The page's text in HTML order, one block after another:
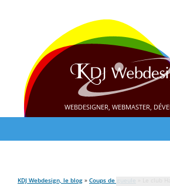
WEBDESIGNER, WEBMASTER,
KDJ Webdesign, le blog » Coups de gueule